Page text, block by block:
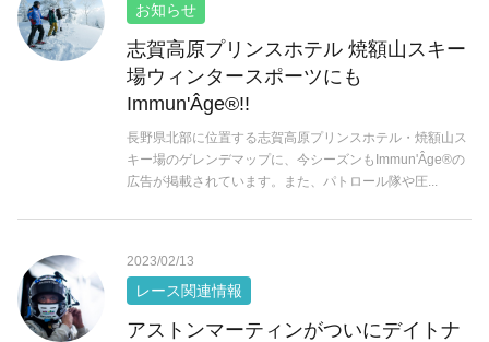
お知らせ
志賀高原プリンスホテル 焼額山スキー
場ウィンタースポーツにも
Immun'Âge®!!
長野県北部に位置する志賀高原プリンスホテル・焼額山ス
キー場のゲレンデマップに、今シーズンもImmun'Âge®の
広告が掲載されています。また、パトロール隊や圧...
2023/02/13
レース関連情報
アストンマーティンがついにデイトナ